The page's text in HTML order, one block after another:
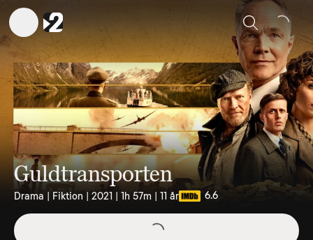
Sök
Guldtransporten
Drama | Fiktion | 2021 | 1h 57m | 11 år 6.6